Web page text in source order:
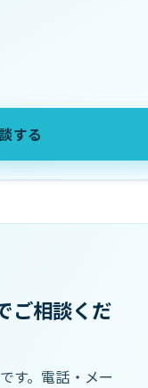
する
ご相談くだ
す。電話・メー